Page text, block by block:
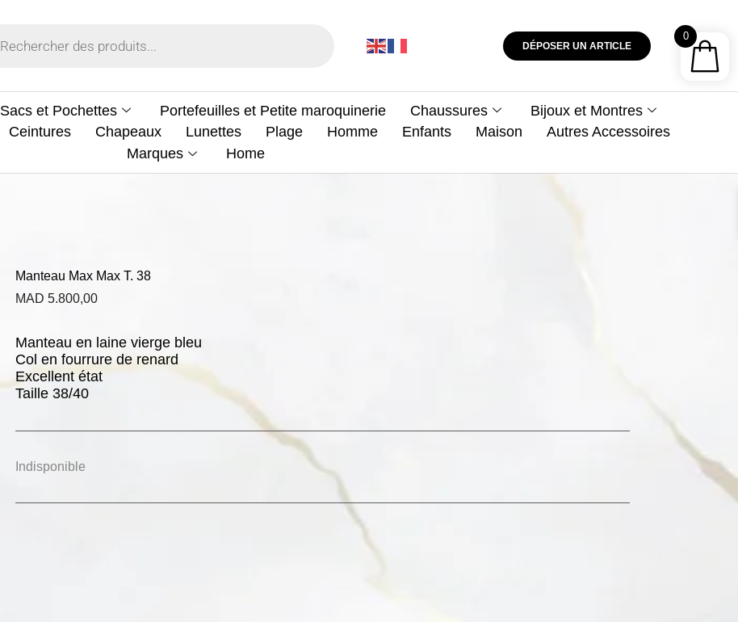
DÉPOSER UN ARTICLE
Sacs et Pochettes Portefeuilles et Petite maroquinerie Chaussures
Bijoux et Montres
Ceintures Chapeaux Lunettes Plage Homme Enfants Maison
Autres Accessoires
Marques
Home
Manteau Max Max T. 38
MAD 5.800,00
Manteau en laine vierge bleu
Col en fourrure de renard
Excellent état
Taille 38/40
Indisponible
0